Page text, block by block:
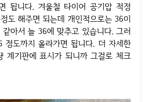
됩니다. 겨울철 타이어 공기압 적정
도 해주면 되는데 개인적으로는 36이
아서 늘 36에 맞추고 있습니다. 그러
정도까지 올라가면 됩니다. 더 자세한
계기판에 표시가 되니까 그걸로 체크